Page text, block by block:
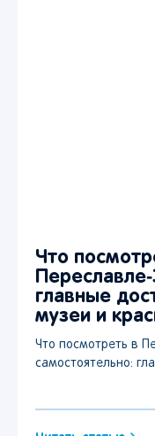
Что
главные
музеи и
Что посмотреть в
самостоятельно: